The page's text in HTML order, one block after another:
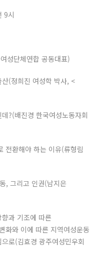
9시
성단체연합 공동대표)
(정희진 여성학 박사, <
?(배진경 한국여성노동자회
전환해야 하는 이유(류형림
, 그리고 인권(남지은
과 기조에 따른
화와 이에 따른 지역여성운동
로(김효경 광주여성민우회